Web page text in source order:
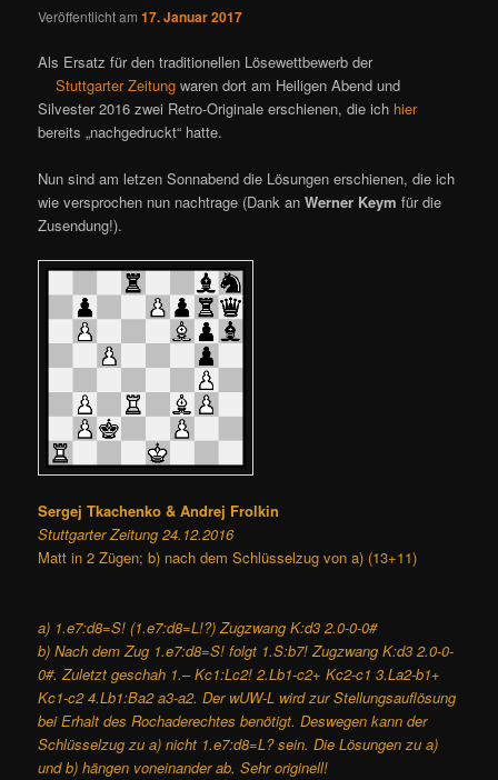
Veröffentlicht am17. Januar 2017
Als Ersatz für den traditionellen Lösewettbewerb der
Stuttgarter Zeitung waren dort am Heiligen Abend und
Silvester 2016 zwei Retro-Originale erschienen, die ich hier
bereits „nachgedruckt“ hatte.
Nun sind am letzen Sonnabend die Lösungen erschienen, die ich
wie versprochen nun nachtrage (Dank anWerner Keym für die
Zusendung!).
Sergej Tkachenko & Andrej Frolkin
Stuttgarter Zeitung 24.12.2016
Matt in 2 Zügen; b) nach dem Schlüsselzug von a) (13+11)
a) 1.e7:d8=S! (1.e7:d8=L!?) Zugzwang K:d3 2.0-0-0#
b) Nach dem Zug 1.e7:d8=S! folgt 1.S:b7! Zugzwang K:d3 2.0-0-
0#. Zuletzt geschah 1.– Kc1:Lc2! 2.Lb1-c2+ Kc2-c1 3.La2-b1+
Kc1-c2 4.Lb1:Ba2 a3-a2. Der wUW-L wird zur Stellungsauflösung
bei Erhalt des Rochaderechtes benötigt. Deswegen kann der
Schlüsselzug zu a) nicht 1.e7:d8=L? sein. Die Lösungen zu a)
und b) hängen voneinander ab. Sehr originell!